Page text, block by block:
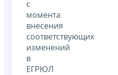
с
момента
внесения
соответствующих
изменений
в
ЕГРЮЛ